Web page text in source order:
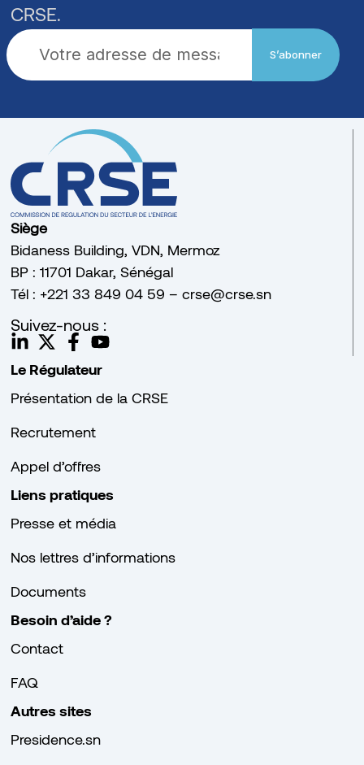
CRSE.
S’abonner
Siège
Bidaness Building, VDN, Mermoz
BP : 11701 Dakar, Sénégal
Tél : +221 33 849 04 59 – crse@crse.sn
Suivez-nous :
Le Régulateur
Présentation de la CRSE
Recrutement
Appel d’offres
Liens pratiques
Presse et média
Nos lettres d’informations
Documents
Besoin d’aide ?
Contact
FAQ
Autres sites
Presidence.sn